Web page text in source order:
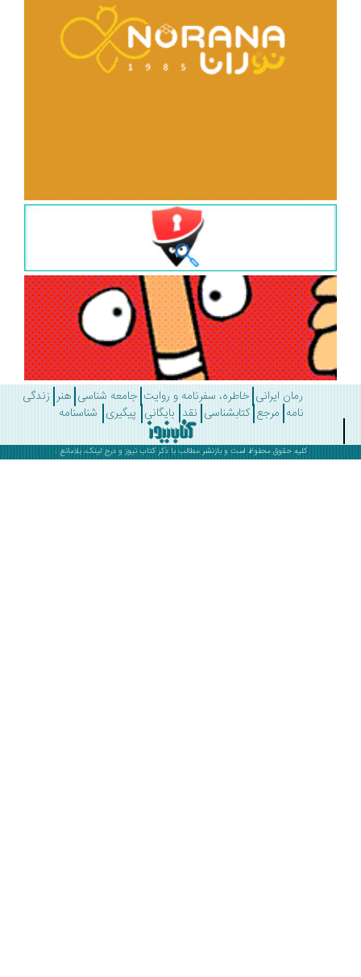
رمان ایرانی خاطره، سفرنامه و روایت جامعه شناسی هنر زندگی
مرجع کتابشناسی نقد بایگانی پیگیری شناسنامه
کلیه حقوق محفوظ است و بازنشر مطالب با ذکرکتاب نیوز و درج لینک، بلامانع .